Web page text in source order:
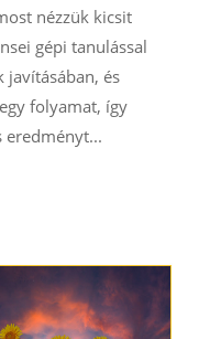
nézzük kicsit
gépi tanulással
javításában, és
folyamat, így
eredményt...